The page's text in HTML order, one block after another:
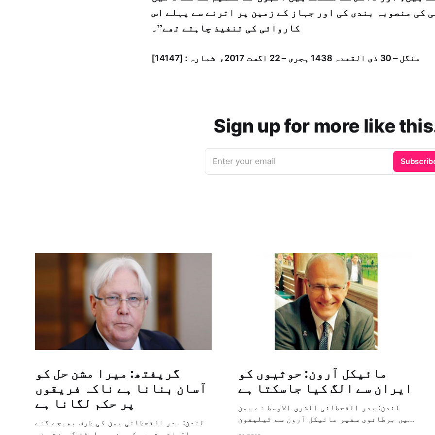
کی منصوبہ بندی کی اور جہاز کے زمین پر اترنے سے پہلے اس
کاروائی کی تنفیذ چاہتے تھے”۔
منگل – 30 ذی القعدہ 1438 ہجری – 22 اگست 2017ء شمارہ : [14147]
Sign up for more like
Enter your email
گریفتھ: میرا مشن حل کو
آسان بنانا ہے ناکہ فریقوں
پر حکم لگانا ہے
لندن: بدر القحطانی یمن کی طرف بھیجے گئے
مائیکل آرون: حوثیوں کو
ایران سے الگ کیا جاسکتا ہے
لندن: بدر القحطانی الشرق الاوسط نے یمن
میں برطانوی سفیر مائیکل آرون سے ٹیلیفون